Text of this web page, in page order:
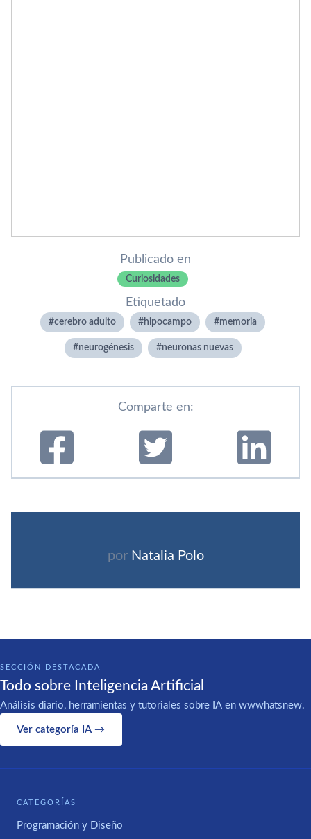
Publicado en
Curiosidades
Etiquetado
cerebro adulto hipocampo memoria
neurogénesis neuronas nuevas
Comparte en:
por Natalia Polo
SECCIÓN DESTACADA
Todo sobre Inteligencia Artificial
Análisis diario, herramientas y tutoriales sobre IA en wwwhatsnew.
Ver categoría IA →
CATEGORÍAS
Programación y Diseño